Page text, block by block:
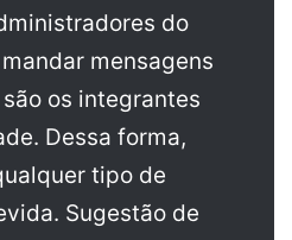
do
mensagens
os integrantes
Dessa forma,
tipo de
Sugestão de